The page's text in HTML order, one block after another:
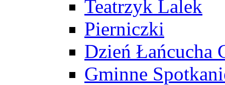
Teatrzyk Lalek
Pierniczki
Dzień Łańcucha
Gminne